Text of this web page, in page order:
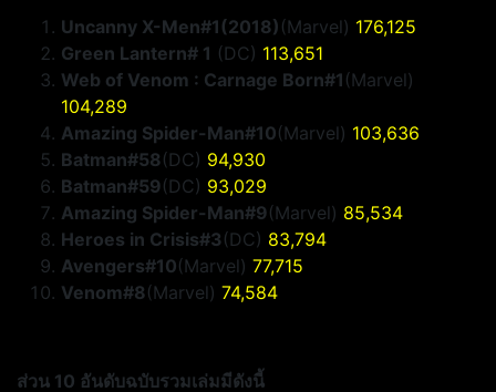
Uncanny X-Men#1(2018) (Marvel) 176,125
Green Lantern# 1 (DC) 113,651
Web of Venom : Carnage Born#1 (Marvel)
104,289
Amazing Spider-Man#10(Marvel) 103,636
Batman#58(DC) 94,930
Batman#59(DC) 93,029
Amazing Spider-Man#9(Marvel) 85,534
Heroes in Crisis#3(DC) 83,794
Avengers#10(Marvel) 77,715
Venom#8(Marvel) 74,584
ส่วน 10 อันดับฉบับรวมเล่มมีดังนี้